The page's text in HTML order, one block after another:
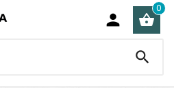
 
0
